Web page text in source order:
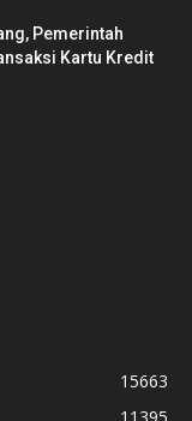
Pemerintah
Kartu Kredit
15663